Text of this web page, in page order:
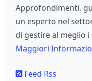
Approfondimenti,
un esperto nel
di gestire al meglio
Maggiori
Feed Rss